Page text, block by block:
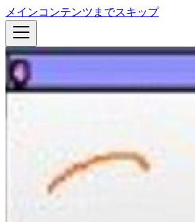
メインコンテンツまでスキップ